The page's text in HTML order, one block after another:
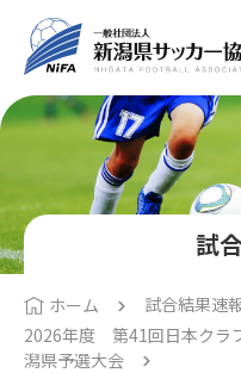
試
ホーム
試合結果速
2026年度 第41回日本クラ
潟県予選大会